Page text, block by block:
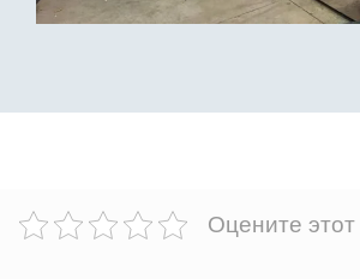
Оцените этот